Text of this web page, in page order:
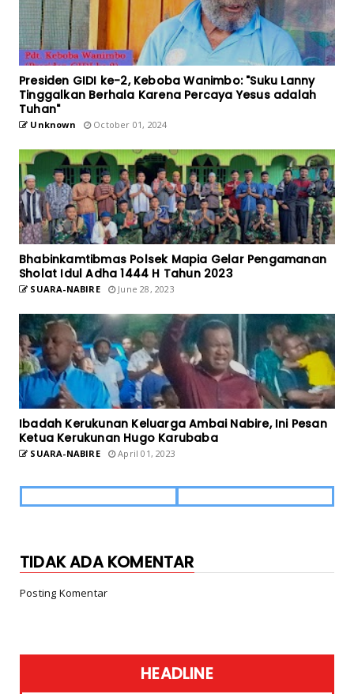
Presiden GIDI ke-2, Keboba Wanimbo: "Suku Lanny
Tinggalkan Berhala Karena Percaya Yesus adalah
Tuhan"
Unknown October 01, 2024
Bhabinkamtibmas Polsek Mapia Gelar Pengamanan
Sholat Idul Adha 1444 H Tahun 2023
SUARA-NABIRE June 28, 2023
Ibadah Kerukunan Keluarga Ambai Nabire, Ini Pesan
Ketua Kerukunan Hugo Karubaba
SUARA-NABIRE April 01, 2023
TIDAK ADA KOMENTAR
Posting Komentar
HEADLINE